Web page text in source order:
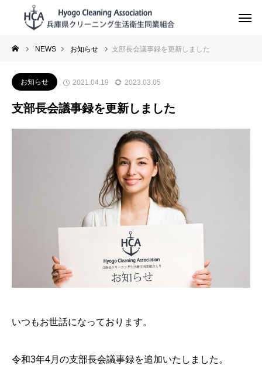
NEWS お知らせ 支部長会議事録を更新しました
お知らせ 2021.04.19 2023.03.05
支部長会議事録を更新しました
いつもお世話になっております。
令和3年4月の支部長会議事録を追加いたしました。